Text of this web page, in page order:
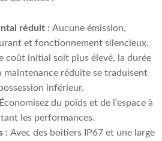
réduit : Aucune émission,
et fonctionnement silencieux.
coût initial soit plus élevé, la durée
maintenance réduite se traduisent
inférieur.
Économisez du poids et de l'espace à
les performances.
: Avec des boîtiers IP67 et une large